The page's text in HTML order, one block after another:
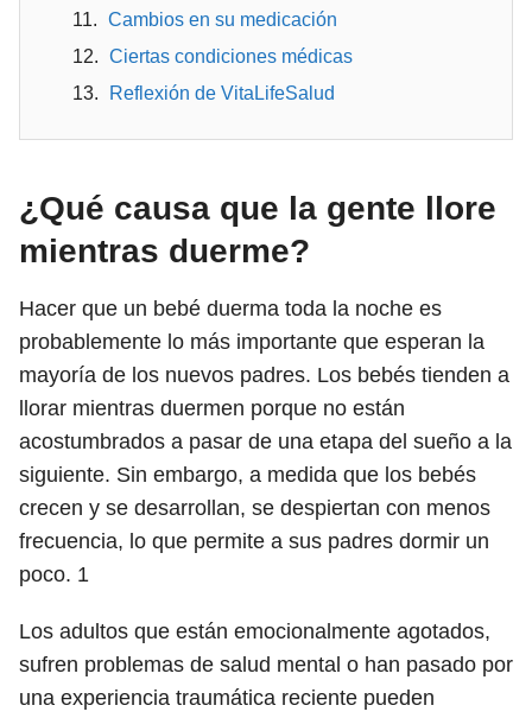
Cambios en su medicación
Ciertas condiciones médicas
Reflexión de VitaLifeSalud
¿Qué causa que la gente llore
mientras duerme?
Hacer que un bebé duerma toda la noche es
probablemente lo más importante que esperan la
mayoría de los nuevos padres. Los bebés tienden a
llorar mientras duermen porque no están
acostumbrados a pasar de una etapa del sueño a la
siguiente. Sin embargo, a medida que los bebés
crecen y se desarrollan, se despiertan con menos
frecuencia, lo que permite a sus padres dormir un
poco. 1
Los adultos que están emocionalmente agotados,
sufren problemas de salud mental o han pasado por
una experiencia traumática reciente pueden